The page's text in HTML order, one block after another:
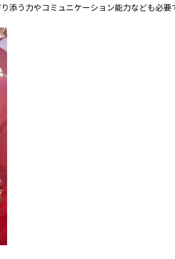
う力やコミュニケーション能力なども必要